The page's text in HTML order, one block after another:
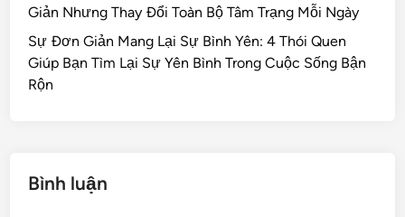
Giản Nhưng Thay Đổi Toàn Bộ Tâm Trạng Mỗi Ngày
Sự Đơn Giản Mang Lại Sự Bình Yên: 4 Thói Quen
Giúp Bạn Tìm Lại Sự Yên Bình Trong Cuộc Sống Bận
Rộn
Bình luận